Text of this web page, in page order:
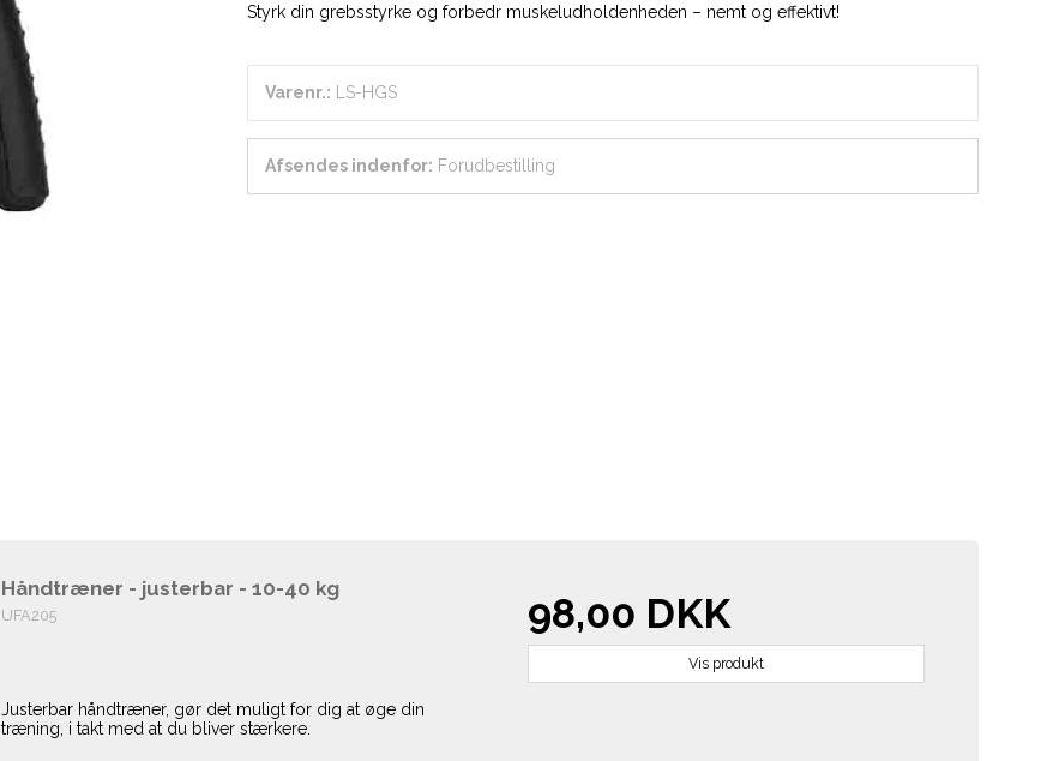
Styrk din grebsstyrke og forbedr muskeludholdenheden – nemt og effektivt!
Varenr.: LS-HGS
Afsendes indenfor: Forudbestilling
Håndtræner - justerbar - 10-40 kg
UFA205
Justerbar håndtræner, gør det muligt for dig at øge din
træning, i takt med at du bliver stærkere.
98,00 DKK
Vis produkt